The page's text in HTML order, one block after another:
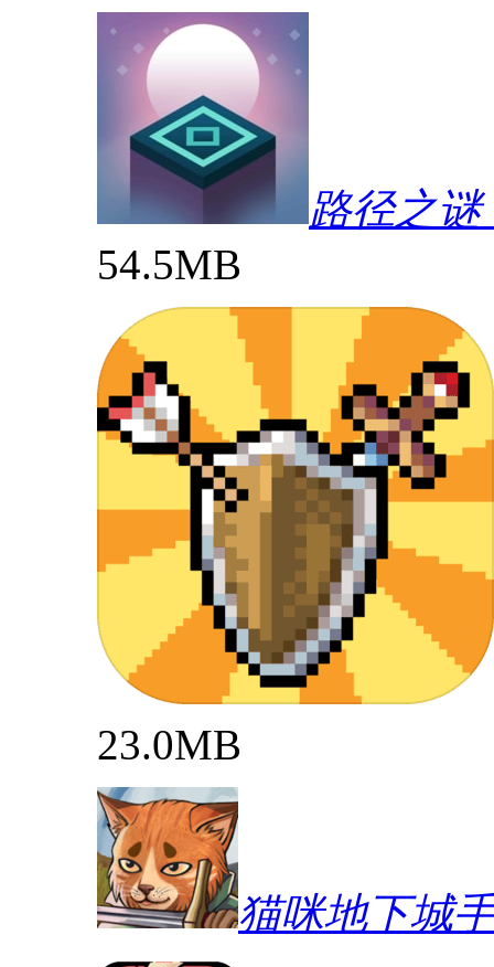
路径之谜
54.5MB
23.0MB
猫咪地下城